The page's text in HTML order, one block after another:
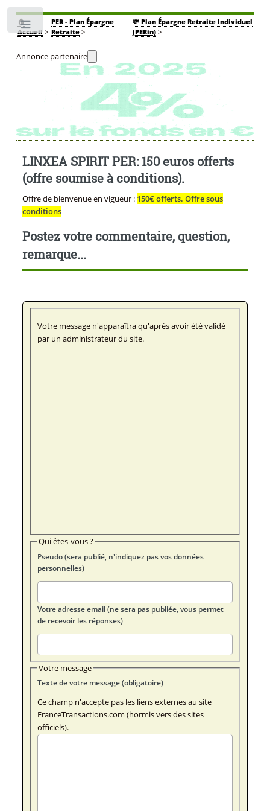
🏠
Accueil>
PER - Plan Épargne
Retraite >
💸 Plan Épargne Retraite Individuel
(PERin)>
Annonce partenaire
LINXEA SPIRIT PER: 150 euros offerts
(offre soumise à conditions).
Offre de bienvenue en vigueur : 150€ offerts. Offre sous
conditions
Postez votre commentaire, question,
remarque...
Votre message n'apparaîtra qu'après avoir été validé
par un administrateur du site.
Qui êtes-vous ?
Pseudo (sera publié, n'indiquez pas vos données
personnelles)
Votre adresse email (ne sera pas publiée, vous permet
de recevoir les réponses)
Votre message
Texte de votre message (obligatoire)
Ce champ n'accepte pas les liens externes au site
FranceTransactions.com (hormis vers des sites
officiels).
Toggle